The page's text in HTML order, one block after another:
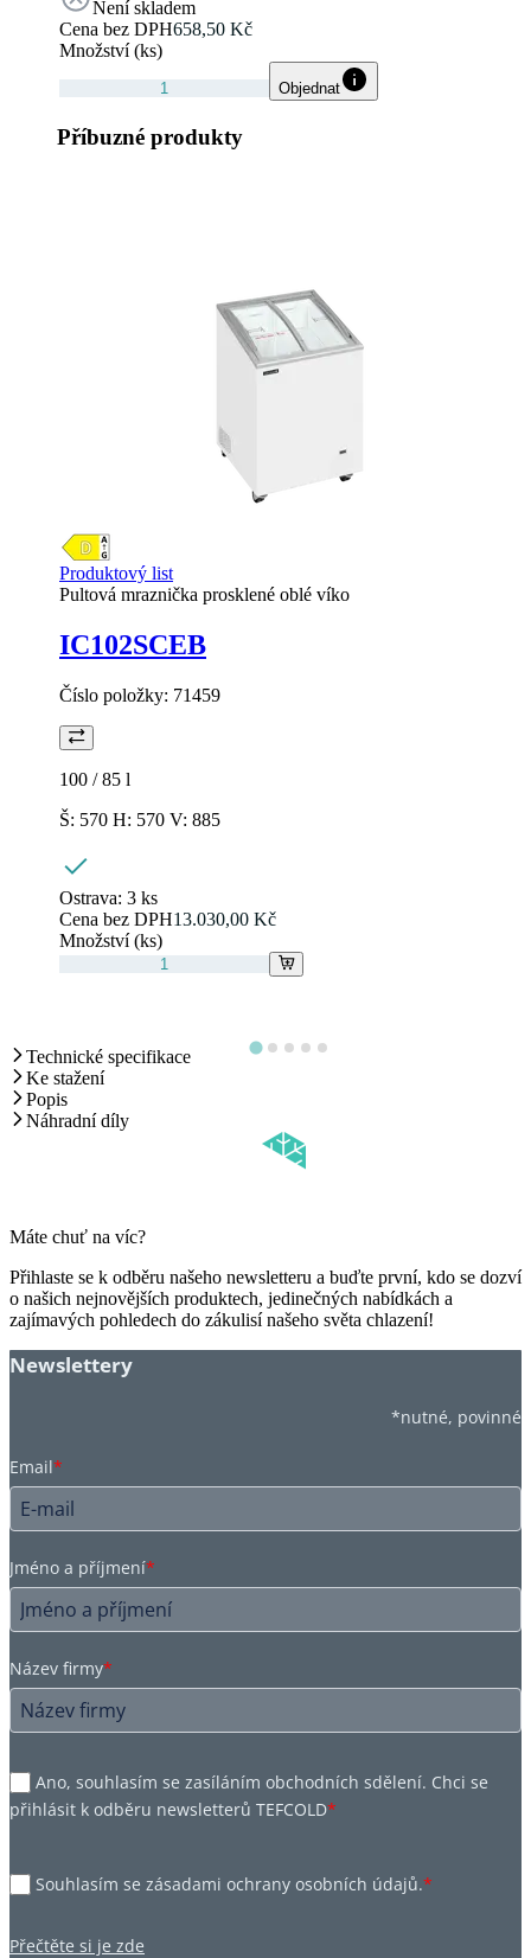
Není skladem
Cena bez DPH658,50 Kč
Množství (ks)
Objednat
Příbuzné produkty
Produktový list
Pultová mraznička prosklené oblé víko
IC102SCEB
Číslo položky: 71459
100 / 85 l
Š: 570 H: 570 V: 885
Ostrava: 3 ks
Cena bez DPH13.030,00 Kč
Množství (ks)
Technické specifikace
Ke stažení
Popis
Náhradní díly
Máte chuť na víc?
Přihlaste se k odběru našeho newsletteru a buďte první, kdo se dozví
o našich nejnovějších produktech, jedinečných nabídkách a
zajímavých pohledech do zákulisí našeho světa chlazení!
Newslettery
*nutné, povinné
Email*
Jméno a příjmení*
Název firmy*
Ano, souhlasím se zasíláním obchodních sdělení. Chci se
přihlásit k odběru newsletterů TEFCOLD*
Souhlasím se zásadami ochrany osobních údajů.*
Přečtěte si je zde